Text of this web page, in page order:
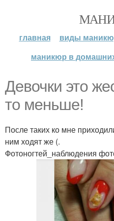
главная виды
маникюр в
Девочки это
то меньше!
После таких ко мне
ним ходят же (.
Фотоногтей_наблюдения